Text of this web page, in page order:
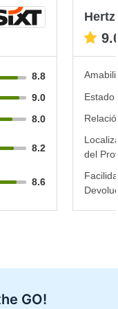
8.8
9.0
8.0
8.2
8.6
Hertz
Estado
del
GO!